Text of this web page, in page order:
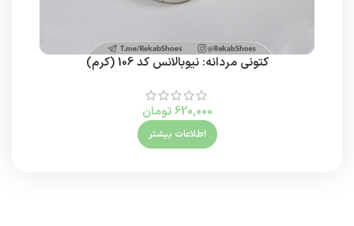
کتونی مردانه: نیوبالانس کد 106 (کرم)
620,000تومان
اطلاعات بیشتر